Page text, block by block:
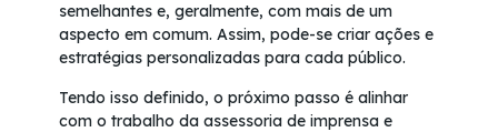
semelhantes e, geralmente, com mais de um
aspecto em comum. Assim, pode-se criar ações e
estratégias personalizadas para cada público.
Tendo isso definido, o próximo passo é alinhar
com o trabalho da assessoria de imprensa e